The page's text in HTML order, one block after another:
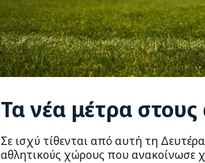
Τα νέα μέτρα
Σε ισχύ τίθενται από αυτή τη
αθλητικούς χώρους που ανακοίνωσε